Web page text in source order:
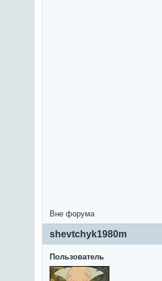
Вне форума
shevtchyk1980m
Пользователь